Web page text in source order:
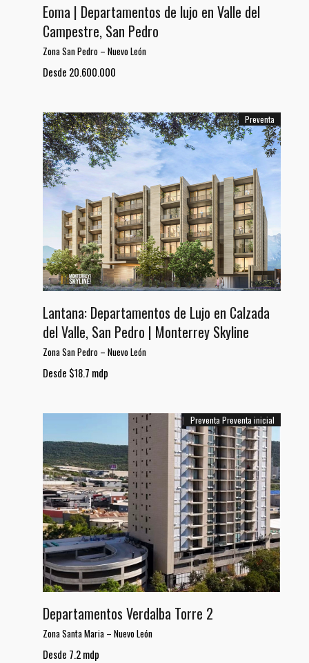
Eoma | Departamentos de lujo en Valle del
Campestre, San Pedro
Zona San Pedro – Nuevo León
Desde 20.600.000
Preventa
Lantana: Departamentos de Lujo en Calzada
del Valle, San Pedro | Monterrey Skyline
Zona San Pedro – Nuevo León
Desde $18.7 mdp
PreventaPreventa inicial
Departamentos Verdalba Torre 2
Zona Santa Maria – Nuevo León
Desde 7.2 mdp